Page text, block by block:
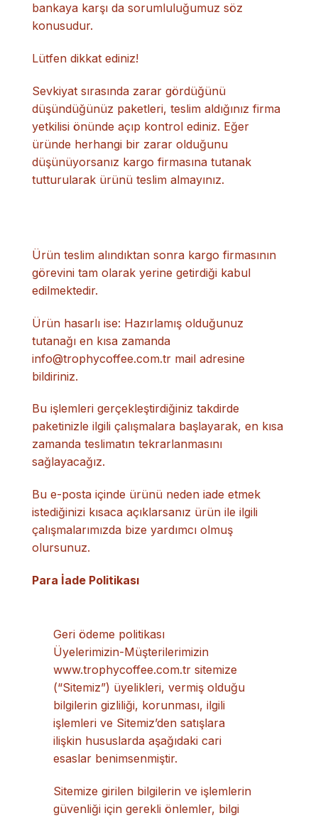
bankaya karşı da sorumluluğumuz söz
konusudur.
Lütfen dikkat ediniz!
Sevkiyat sırasında zarar gördüğünü
düşündüğünüz paketleri, teslim aldığınız firma
yetkilisi önünde açıp kontrol ediniz. Eğer
üründe herhangi bir zarar olduğunu
düşünüyorsanız kargo firmasına tutanak
tutturularak ürünü teslim almayınız.
Ürün teslim alındıktan sonra kargo firmasının
görevini tam olarak yerine getirdiği kabul
edilmektedir.
Ürün hasarlı ise: Hazırlamış olduğunuz
tutanağı en kısa zamanda
info@trophycoffee.com.tr mail adresine
bildiriniz.
Bu işlemleri gerçekleştirdiğiniz takdirde
paketinizle ilgili çalışmalara başlayarak, en kısa
zamanda teslimatın tekrarlanmasını
sağlayacağız.
Bu e-posta içinde ürünü neden iade etmek
istediğinizi kısaca açıklarsanız ürün ile ilgili
çalışmalarımızda bize yardımcı olmuş
olursunuz.
Para İade Politikası
Geri ödeme politikası
Üyelerimizin-Müşterilerimizin
www.trophycoffee.com.tr sitemize
(“Sitemiz”) üyelikleri, vermiş olduğu
bilgilerin gizliliği, korunması, ilgili
işlemleri ve Sitemiz’den satışlara
ilişkin hususlarda aşağıdaki cari
esaslar benimsenmiştir.
Sitemize girilen bilgilerin ve işlemlerin
güvenliği için gerekli önlemler, bilgi